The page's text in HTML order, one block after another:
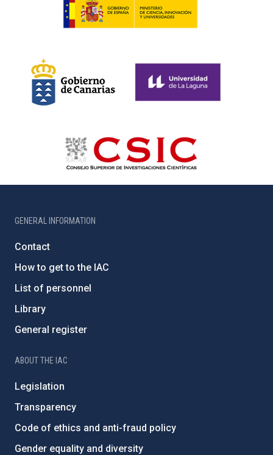
GENERAL INFORMATION
Contact
How to get to the IAC
List of personnel
Library
General register
ABOUT THE IAC
Legislation
Transparency
Code of ethics and anti-fraud policy
Gender equality and diversity